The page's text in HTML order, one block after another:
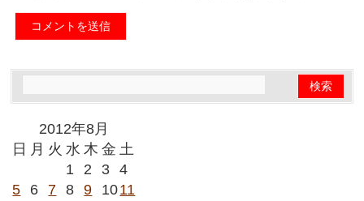
2012年8月
日 月 火 水 木 金 土
1
2 3
4
5
6 7 8 9 1011